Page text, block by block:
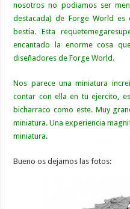
nosotros no podiamos ser
destacada) de Forge World
bestia. Esta
encantado la enorme cosa
diseñadores de Forge World.
Nos parece una miniatura
contar con ella en tu ejercito,
bicharraco como este. Muy
miniatura. Una experiencia
miniatura.
Bueno os dejamos las fotos: